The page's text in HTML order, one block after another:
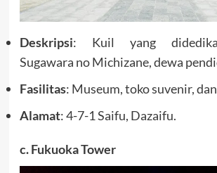
Deskripsi: Kuil yang
Sugawara no Michizane, dewa
Fasilitas: Museum, toko suvenir,
Alamat: 4-7-1 Saifu, Dazaifu.
c. Fukuoka Tower